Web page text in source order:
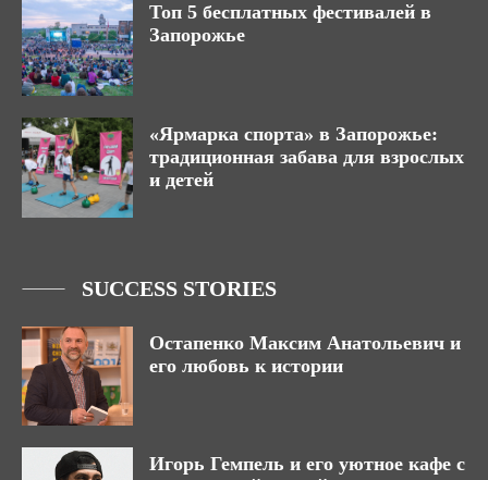
Топ 5 бесплатных фестивалей в
Запорожье
«Ярмарка спорта» в Запорожье:
традиционная забава для взрослых
и детей
SUCCESS STORIES
Остапенко Максим Анатольевич и
его любовь к истории
Игорь Гемпель и его уютное кафе с